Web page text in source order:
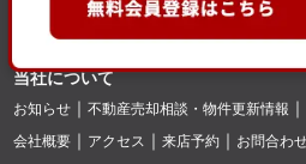
当社について
お知らせ 不動産売却相談・物件更新情報
会社概要
アクセス 来店予約 お問合わ